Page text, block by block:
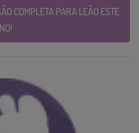
COMPLETA PARA LEÃO ESTE